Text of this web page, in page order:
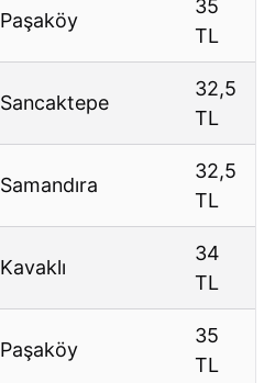
Paşaköy
35
TL
Sancaktepe
32,5
TL
Samandıra
32,5
TL
Kavaklı
34
TL
Paşaköy
35
TL